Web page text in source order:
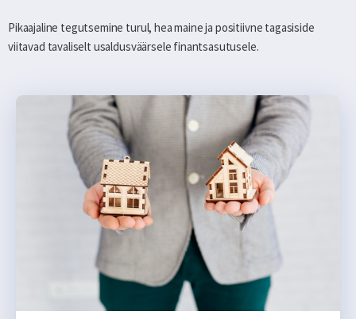
Pikaajaline tegutsemine turul, hea maine ja positiivne tagasiside
viitavad tavaliselt usaldusväärsele finantsasutusele.